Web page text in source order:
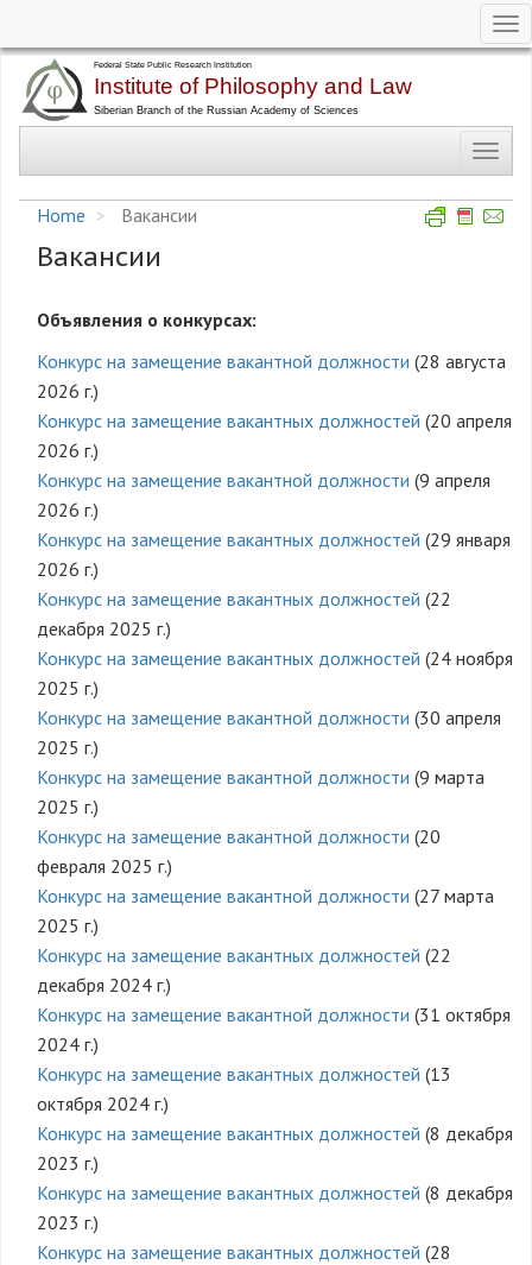
main
Home
Вакансии
Вакансии
Объявления о конкурсах:
Конкурс на замещение вакантной должности (28 августа
2026 г.)
Конкурс на замещение вакантных должностей (20 апреля
2026 г.)
Конкурс на замещение вакантной должности (9 апреля
2026 г.)
Конкурс на замещение вакантных должностей (29 января
2026 г.)
Конкурс на замещение вакантных должностей (22
декабря 2025 г.)
Конкурс на замещение вакантных должностей (24 ноября
2025 г.)
Конкурс на замещение вакантной должности (30 апреля
2025 г.)
Конкурс на замещение вакантной должности (9 марта
2025 г.)
Конкурс на замещение вакантной должности (20
февраля 2025 г.)
Конкурс на замещение вакантной должности (27 марта
2025 г.)
Конкурс на замещение вакантных должностей (22
декабря 2024 г.)
Конкурс на замещение вакантной должности (31 октября
2024 г.)
Конкурс на замещение вакантных должностей (13
октября 2024 г.)
Конкурс на замещение вакантных должностей (8 декабря
2023 г.)
Конкурс на замещение вакантных должностей (8 декабря
2023 г.)
Конкурс на замещение вакантных должностей (28